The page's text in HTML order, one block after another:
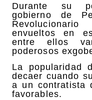
Durante su
gobierno de
envueltos en
entre ellos
poderosos
La popularidad
decaer cuando
a un contratista
favorables.